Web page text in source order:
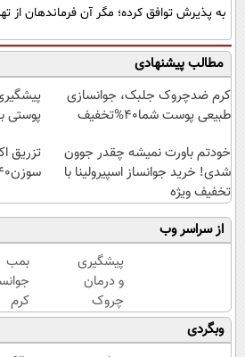
به پذیرش توافق کرده؛ مگر آن فرماندهان از
مطالب پیشنهادی
کرم ضدچروک جلبک، جوانسازی
طبیعی پوست شما40%تخفیف
پوستی
خودتم باورت نمیشه چقدر جوون
شدی! خرید جوانساز اسپیرولینا با
تخفیف ویژه
تزریق
سوزن40%تخفیف
از سراسر وب
پیشگیری
و درمان
چروک
های
پوستی با
بمب
کرم
وبگردی